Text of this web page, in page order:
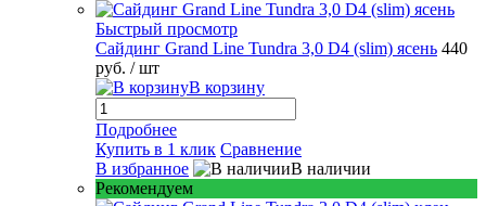
Быстрый просмотр
Сайдинг Grand Line Tundra 3,0 D4 (slim) ясень 440
руб. / шт
В корзину
Подробнее
Купить в 1 клик Сравнение
В избранное
В наличии
Рекомендуем